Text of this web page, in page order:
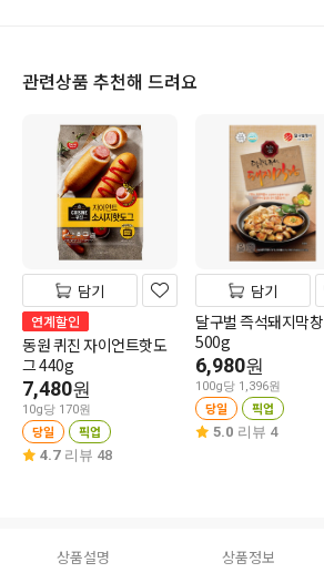
관련상품 추천해 드려요
담기
연계할인
동원 퀴진 자이언트핫도
그 440g
7,480원
10g당 170원
당일 픽업
4.7 리뷰 48
담기
달구벌 즉석돼지막창
500g
6,980원
100g당 1,396원
당일 픽업
5.0 리뷰 4
상품설명 상품정보